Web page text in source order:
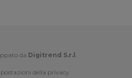
da Digitrend S.r.l .
della privacy